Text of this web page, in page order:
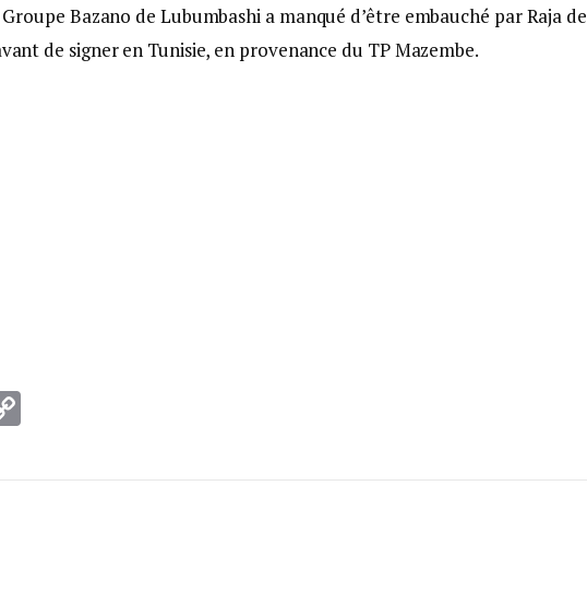
Bazano de Lubumbashi a manqué d’être embauché par Raja de
de signer en Tunisie, en provenance du TP Mazembe.